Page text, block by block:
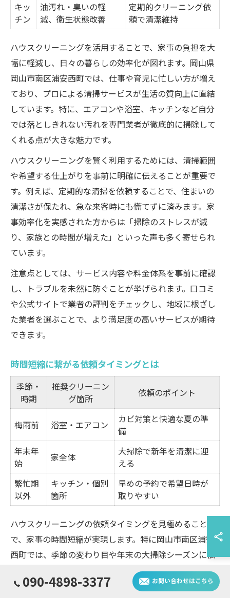
キッ
チン
油汚れ・臭いの軽
減、衛生状態改善
定期的クリーニング依
頼で清潔維持
ハウスクリーニングを活用することで、家事の負担を大
幅に軽減し、日々の暮らしの効率化が図れます。岡山県
岡山市南区浦安西町では、仕事や育児に忙しい方が増え
ており、プロによる清掃サービスが生活の質向上に直結
しています。特に、エアコンや浴室、キッチンなど自分
では落としきれない汚れを専門業者が徹底的に掃除して
くれる点が大きな魅力です。
ハウスクリーニングを賢く利用するためには、清掃範囲
や希望する仕上がりを事前に明確に伝えることが重要で
す。例えば、定期的な清掃を依頼することで、住まいの
清潔さが保たれ、急な来客時にも慌てずに済みます。家
事効率化を実感された方からは「掃除のストレスが減
り、家族との時間が増えた」といった声も多く寄せられ
ています。
注意点としては、サービス内容や料金体系を事前に確認
し、トラブルを未然に防ぐことが挙げられます。口コミ
や公式サイトで業者の評判をチェックし、地域に根ざし
た業者を選ぶことで、より満足度の高いサービスが期待
できます。
時間短縮に繋がる依頼タイミングとは
季節・
時期
推奨クリーニン
グ箇所
依頼のポイント
梅雨前 浴室・エアコン
カビ対策と快適な夏の準
備
年末年
始
家全体
大掃除で新年を清潔に迎
える
繁忙期
以外
キッチン・個別
箇所
早めの予約で希望日時が
取りやすい
ハウスクリーニングの依頼タイミングを見極めること
で、家事の時間短縮が実現します。特に岡山市南区浦安
西町では、季節の変わり目や年末の大掃除シーズンに依
頼が集中する傾向があります。混雑時期を避けて予約す
ることで、スムーズに作業が進みやすくなります。
090-4898-3377 お問い合わせはこちら